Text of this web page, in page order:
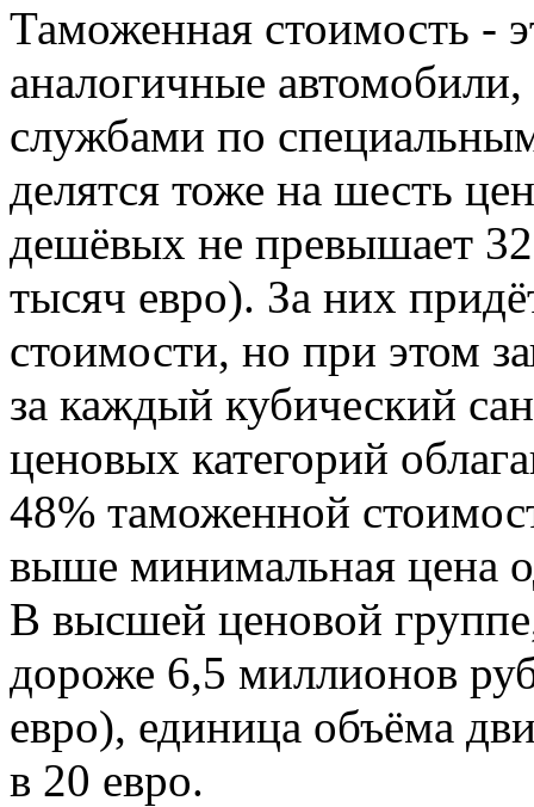
Таможенная стоимость -
аналогичные
службами по
делятся тоже на шесть
дешёвых не превышает
тысяч евро). За них
стоимости, но при этом
за каждый кубический
ценовых категорий
48% таможенной
выше минимальная цена
В высшей ценовой
дороже 6,5 миллионов
евро), единица объёма
в 20 евро.